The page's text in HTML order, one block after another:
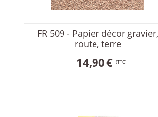
FR 509 - Papier décor gravier,
route, terre
14,90€ (TTC)